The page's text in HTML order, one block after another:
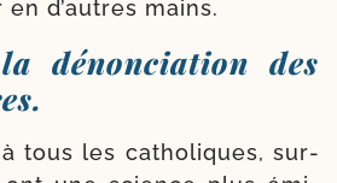
d’autres mains.
dénonciation des
tous les catho­liques, sur­